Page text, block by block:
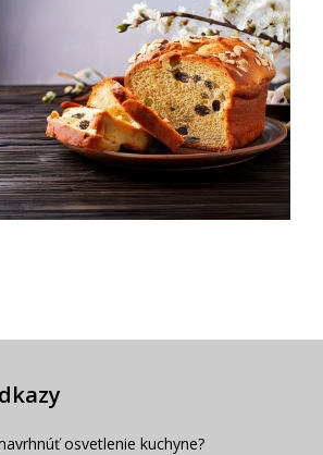
osvetlenie kuchyne?